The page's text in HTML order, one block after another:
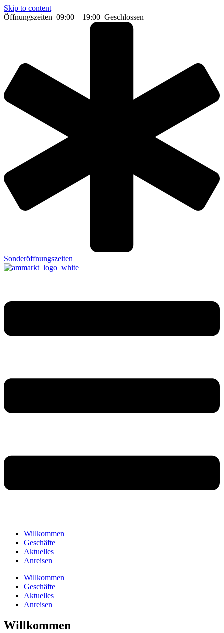
Skip to content
Öffnungszeiten 09:00 – 19:00 Geschlossen
Sonderöffnungszeiten
Willkommen
Geschäfte
Aktuelles
Anreisen
Willkommen
Geschäfte
Aktuelles
Anreisen
Willkommen